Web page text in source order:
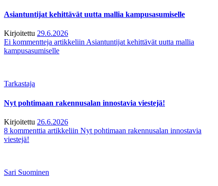
Asiantuntijat kehittävät uutta mallia kampusasumiselle
Kirjoitettu 29.6.2026
Ei kommentteja artikkeliin Asiantuntijat kehittävät uutta mallia
kampusasumiselle
Tarkastaja
Nyt pohtimaan rakennusalan innostavia viestejä!
Kirjoitettu 26.6.2026
8 kommenttia artikkeliin Nyt pohtimaan rakennusalan innostavia
viestejä!
Sari Suominen